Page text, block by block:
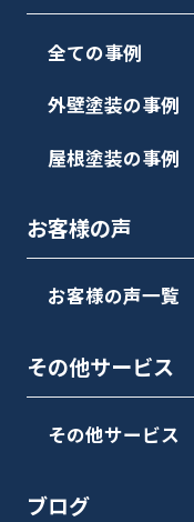
全ての事例
外壁塗装の事例
屋根塗装の事例
お客様の声
お客様の声一覧
その他サービス
その他サービス
ブログ